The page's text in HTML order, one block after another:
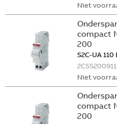
Niet
compact
200
S2C-UA 110
Niet
compact
200